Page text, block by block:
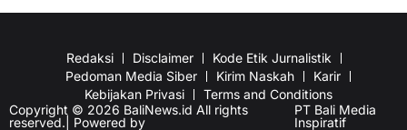
Redaksi Disclaimer
Kode Etik Jurnalistik
Pedoman Media Siber
Kirim Naskah
Karir
Kebijakan Privasi
Terms and Conditions
Copyright © 2026 BaliNews.id All rights
reserved.| Powered by
PT Bali Media
Inspiratif